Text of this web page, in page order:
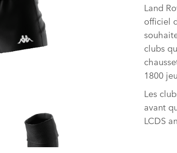
Land
officiel
clubs
1800
Les
avant
LCDS